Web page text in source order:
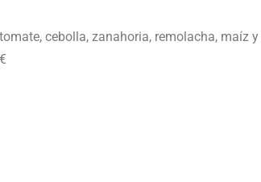
cebolla, zanahoria, remolacha, maíz